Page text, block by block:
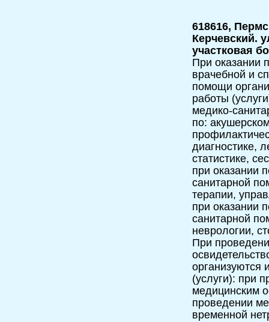
618616,
Керчевский.
участковая
При оказании
врачебной и
помощи
работы
медико-
по:
диагностике,
статистике,
при оказании
санитарной
терапии,
при оказании
санитарной
неврологии,
При
(услуги): при
медицинским
проведении
временной